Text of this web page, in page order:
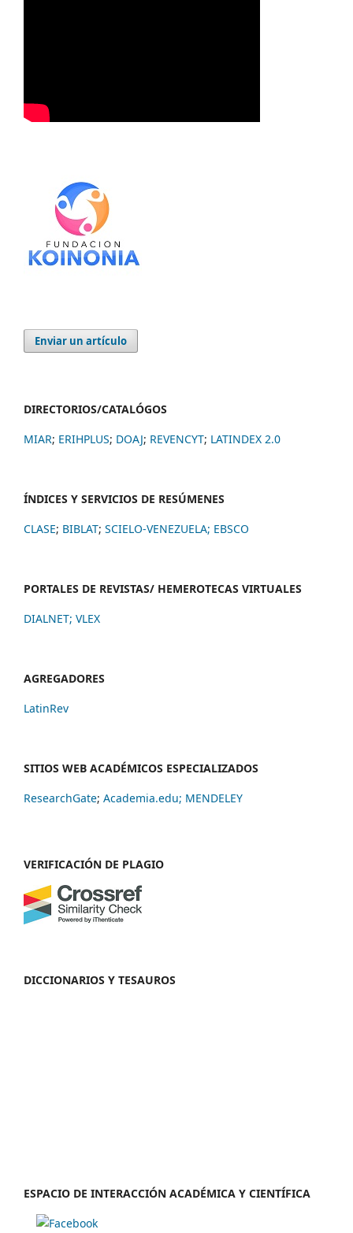
Enviar un artículo
DIRECTORIOS/CATALÓGOS
MIAR; ERIHPLUS; DOAJ; REVENCYT; LATINDEX 2.0
ÍNDICES Y SERVICIOS DE RESÚMENES
CLASE; BIBLAT; SCIELO-VENEZUELA; EBSCO
PORTALES DE REVISTAS/ HEMEROTECAS VIRTUALES
DIALNET; VLEX
AGREGADORES
LatinRev
SITIOS WEB ACADÉMICOS ESPECIALIZADOS
ResearchGate; Academia.edu; MENDELEY
VERIFICACIÓN DE PLAGIO
DICCIONARIOS Y TESAUROS
ESPACIO DE INTERACCIÓN ACADÉMICA Y CIENTÍFICA